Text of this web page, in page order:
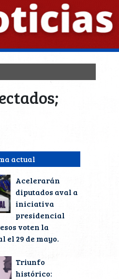
actual
Acelerarán
diputados aval a
iniciativa
presidencial
voten la
el 29 de mayo.
Triunfo
histórico: